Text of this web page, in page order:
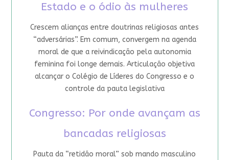
Estado e o ódio às mulheres
Crescem alianças entre doutrinas religiosas antes
“adversárias”. Em comum, convergem na agenda
moral de que a reivindicação pela autonomia
feminina foi longe demais. Articulação objetiva
alcançar o Colégio de Líderes do Congresso e o
controle da pauta legislativa
Congresso: Por onde avançam as
bancadas religiosas
Pauta da “retidão moral” sob mando masculino